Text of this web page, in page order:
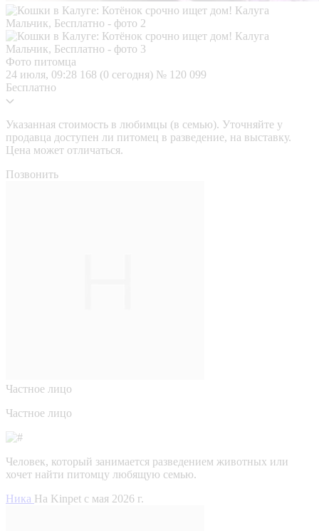
Фото питомца
24 июля, 09:28 168 (0 сегодня) № 120 099
Бесплатно
Указанная стоимость в любимцы (в семью). Уточняйте у
продавца доступен ли питомец в разведение, на выставку.
Цена может отличаться.
Позвонить
Частное лицо
Частное лицо
Человек, который занимается разведением животных или
хочет найти питомцу любящую семью.
Ника На Kinpet c мая 2026 г.